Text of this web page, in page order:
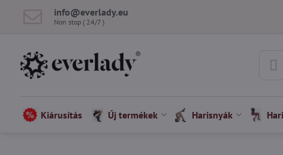
info​@everlady​.eu
Non stop ( 24/7 )
Kiárusítás Új termékek Harisnyák